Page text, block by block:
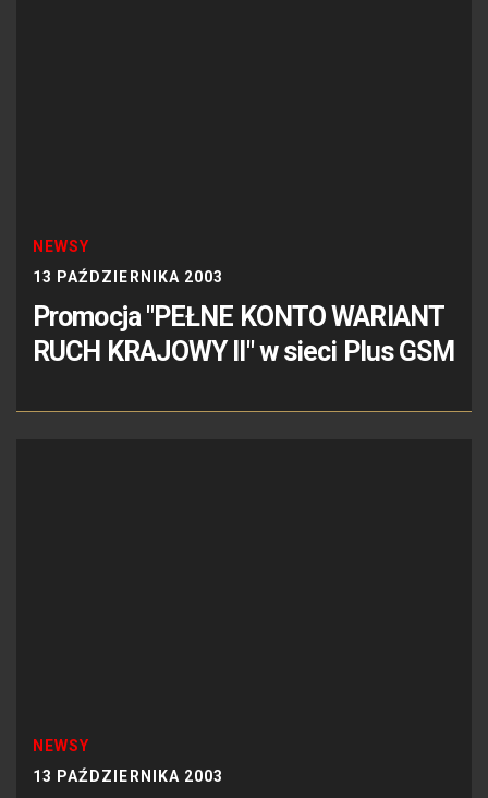
NEWSY
13 PAŹDZIERNIKA 2003
Promocja "PEŁNE KONTO WARIANT
RUCH KRAJOWY II" w sieci Plus GSM
NEWSY
13 PAŹDZIERNIKA 2003